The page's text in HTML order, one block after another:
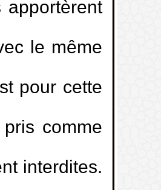
le même
pour cette
comme
interdites.